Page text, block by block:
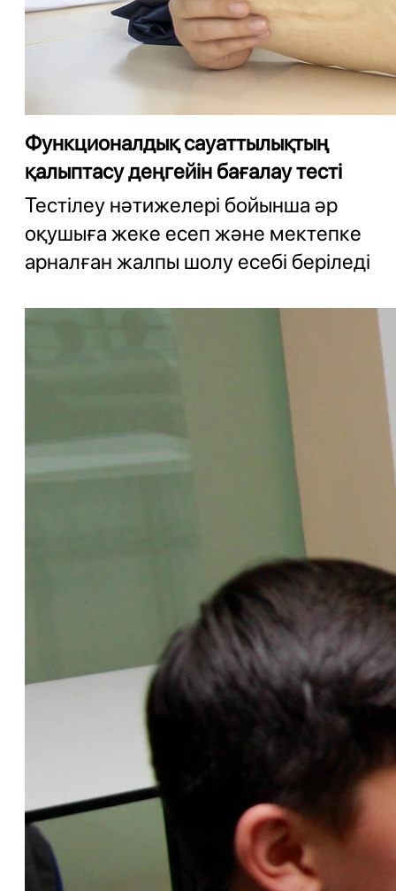
Функционалдық сауаттылықтың
қалыптасу деңгейін бағалау тесті
Тестілеу нәтижелері бойынша әр
оқушыға жеке есеп және мектепке
арналған жалпы шолу есебі беріледі